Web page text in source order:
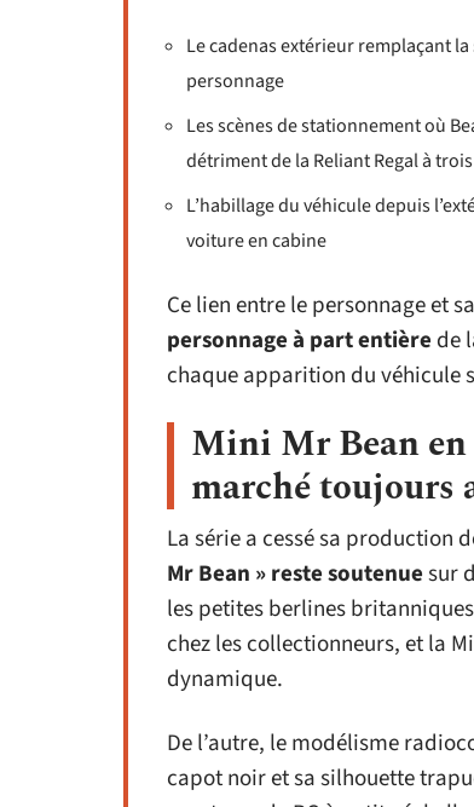
Le cadenas extérieur remplaçant
personnage
Les scènes de stationnement où
détriment de la Reliant Regal à
L’habillage du véhicule depuis
voiture en cabine
Ce lien entre le personnage et
personnage à part entière de
chaque apparition du véhicule
Mini Mr Bean
marché toujours
La série a cessé sa production
Mr Bean » reste soutenuesur
les petites berlines
chez les collectionneurs, et la
dynamique.
De l’autre, le modélisme
capot noir et sa silhouette